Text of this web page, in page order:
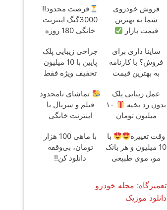
فروش خودروی
شما به بهترین
قیمت بازار
فرصت محدود!!
3000گیگ اینترنت
خانگی 180 روزه
هزارتومان!!
ساینا داری برای
فروش؟ با کارنامه
به بهترین قیمت
جراحی زیبایی پلک
پایین با 10 میلیون
تخفیف ویژه فقط
عمل زیبایی پلک
بدون رد بخیه
۱۰
میلیون تومان
تماشای نامحدود
فیلم و سریال با
اینترنت خانگی
ماهی 100
وقت تغییره
با
10 میلیون و هر بانک
مو، موی طبیعی
با ماهی 100 هزار
تومان، بی‌وقفه
دانلود کن!!
تعمیرگاه: مجله خودرو
دانلود موزیک